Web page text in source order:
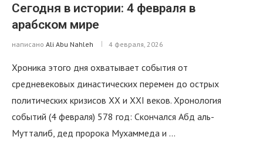
Сегодня в истории: 4 февраля в
арабском мире
написано Ali Abu Nahleh 4 февраля, 2026
Хроника этого дня охватывает события от
средневековых династических перемен до острых
политических кризисов XX и XXI веков. Хронология
событий (4 февраля) 578 год: Скончался Абд аль-
Мутталиб, дед пророка Мухаммеда и …